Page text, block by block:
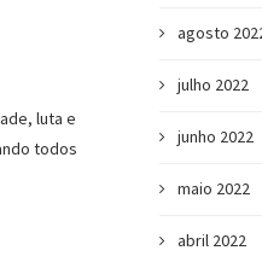
luta e
todos
agosto
julho 2022
junho 2022
maio 2022
abril 2022